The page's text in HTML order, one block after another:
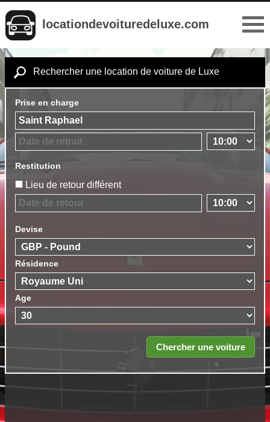
locationdevoituredeluxe.com
Rechercher une location de voiture de Luxe
Prise en charge
Restitution
Lieu de retour différent
Devise
Résidence
Age